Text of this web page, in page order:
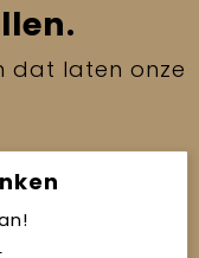
dat laten onze